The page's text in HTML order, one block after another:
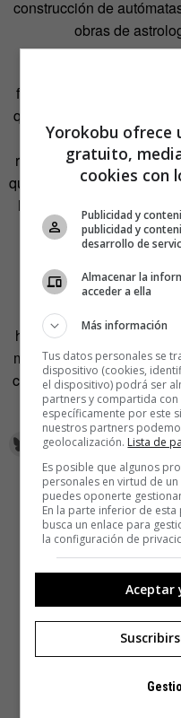
construcción de
obras de
Y la última parte del
formada en Grecia es la
que alberga, entorno a la
de las mejores
resucitado tantos siglos
que la Biblioteca de
la historia, con más de
todos los
La impresionante
kilómetros cuadrados
creación, se cerró un
hermana a Hipatia con
muy distintas, pero con
conocimiento puede
autoinflige a
Yorokobu ofrece
gratuito,
cookies con
Publicidad y
publicidad y
desarrollo de
Almacenar la
acceder a ella
Más información
Tus datos personales se
dispositivo (cookies,
el dispositivo) podrá ser
partners y compartida
específicamente por este
nuestros partners
geolocalización. Lista de
Es posible que algunos
personales en virtud de
puedes oponerte
En la parte inferior de
busca un enlace para
la configuración de
Aceptar